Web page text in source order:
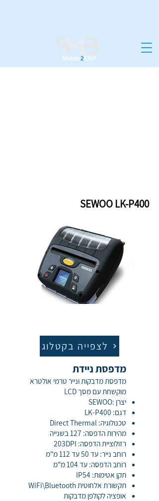
Mobile2ERP
SEWOO LK-P400
לצפייה בקטלוג
מדפסת ניידת
מדפסת מדבקות ונייר טרמי אולטרא
מוקשחת עם מסך LCD
יצרן :SEWOO
דגם: LK-P400
טכנולוגיה: Direct Thermal
מהירות הדפסה: 127 בשנייה
רזולוציית הדפסה: 203DPI
רוחב נייר: עד 50 עד 112 מ"מ
רוחב הדפסה: עד 104 מ"מ
תקן אטימות: IP54
תקשורת אלחוטית WiFi\Bluetooth
אופציה לקולפן מדבקות